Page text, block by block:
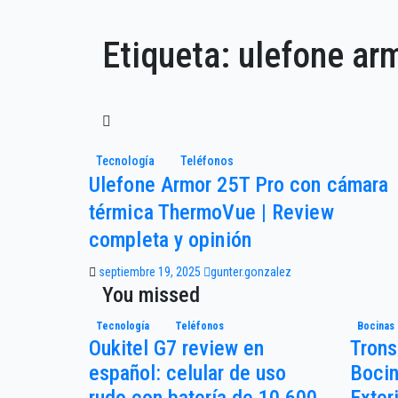
Etiqueta: ulefone
Tecnología Teléfonos
Ulefone Armor 25T Pro con cámara
térmica ThermoVue | Review
completa y opinión
septiembre 19, 2025 gunter.gonzalez
You missed
Tecnología Teléfonos
Oukitel G7 review en
español: celular de uso
Bocinas